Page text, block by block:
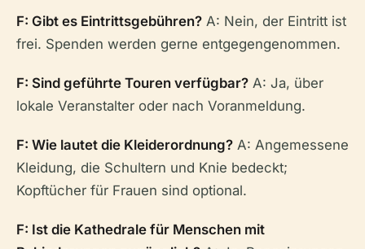
F: Gibt es Eintrittsgebühren? A: Nein, der Eintritt ist
frei. Spenden werden gerne entgegengenommen.
F: Sind geführte Touren verfügbar? A: Ja, über
lokale Veranstalter oder nach Voranmeldung.
F: Wie lautet die Kleiderordnung? A: Angemessene
Kleidung, die Schultern und Knie bedeckt;
Kopftücher für Frauen sind optional.
F: Ist die Kathedrale für Menschen mit